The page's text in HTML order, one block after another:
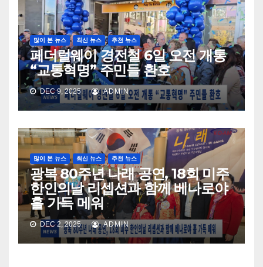
많이 본 뉴스 최신 뉴스 추천 뉴스
페더럴웨이 경전철 6일 오전 개통
“교통혁명” 주민들 환호
DEC 9, 2025 ADMIN
많이 본 뉴스 최신 뉴스 추천 뉴스
광복 80주년 나래 공연, 18회 미주
한인의날 리셉션과 함께 베나로야
홀 가득 메워
DEC 2, 2025 ADMIN